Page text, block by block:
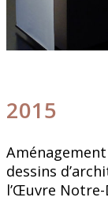
2015
dessins
l’Œuvre Notre-